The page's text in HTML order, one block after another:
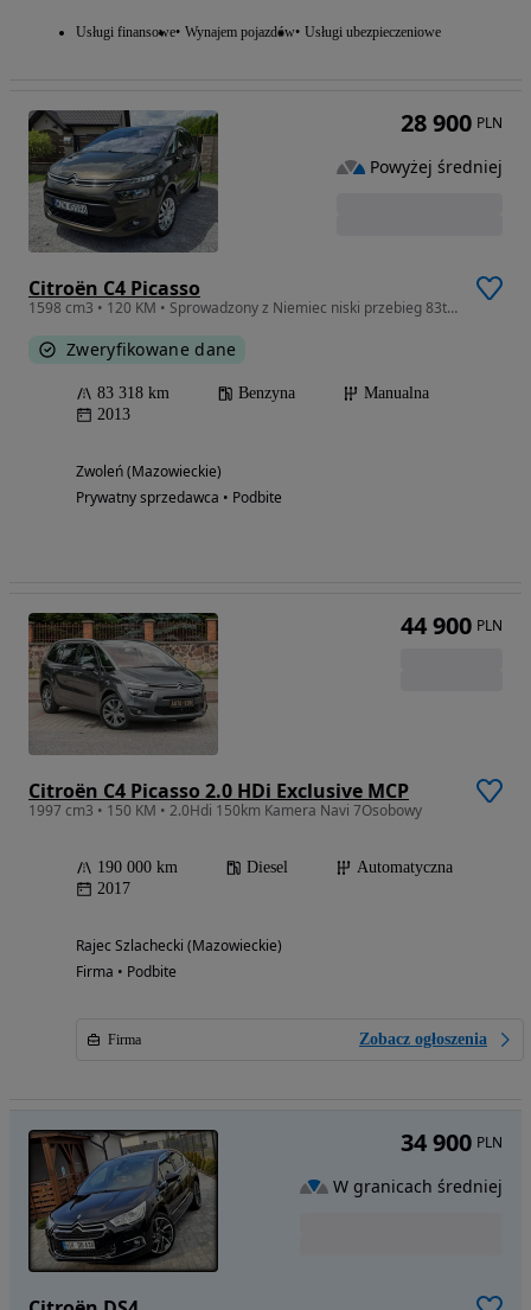
Usługi finansowe Wynajem pojazdów Usługi ubezpieczeniowe
Citroën C4 Picasso
1598 cm3 • 120 KM • Sprowadzony z Niemiec niski przebieg 83tys
Zweryfikowane dane
83 318 km Benzyna
Manualna
2013
Zwoleń (Mazowieckie)
Prywatny sprzedawca • Podbite
28 900 PLN
Powyżej średniej
Citroën C4 Picasso 2.0 HDi Exclusive MCP
1997 cm3 • 150 KM • 2.0Hdi 150km Kamera Navi 7Osobowy
190 000 km Diesel
Automatyczna
2017
Rajec Szlachecki (Mazowieckie)
Firma • Podbite
Firma Zobacz ogłoszenia
44 900 PLN
34 900 PLN
W granicach średniej